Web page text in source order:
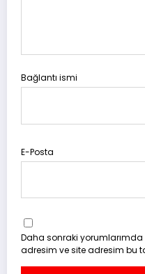
Bağlantı ismi
E-Posta
Daha sonraki yorumlarımda
adresim ve site adresim bu